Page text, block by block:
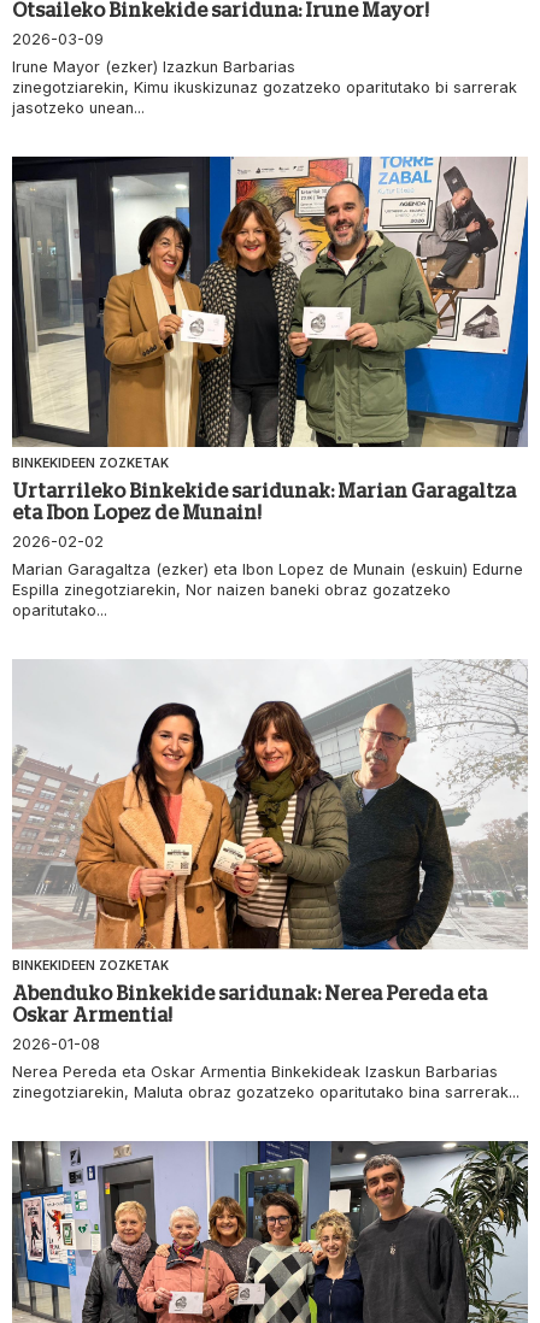
Otsaileko Binkekide sariduna: Irune Mayor!
2026-03-09
Irune Mayor (ezker) Izazkun Barbarias
zinegotziarekin, Kimu ikuskizunaz gozatzeko oparitutako bi sarrerak
jasotzeko unean...
BINKEKIDEEN ZOZKETAK
Urtarrileko Binkekide saridunak: Marian Garagaltza
eta Ibon Lopez de Munain!
2026-02-02
Marian Garagaltza (ezker) eta Ibon Lopez de Munain (eskuin) Edurne
Espilla zinegotziarekin, Nor naizen baneki obraz gozatzeko
oparitutako...
BINKEKIDEEN ZOZKETAK
Abenduko Binkekide saridunak: Nerea Pereda eta
Oskar Armentia!
2026-01-08
Nerea Pereda eta Oskar Armentia Binkekideak Izaskun Barbarias
zinegotziarekin, Maluta obraz gozatzeko oparitutako bina sarrerak...